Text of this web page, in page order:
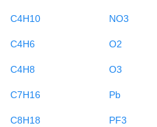
C4H10
C4H6
C4H8
C7H16
C8H18
NO3
O2
O3
Pb
PF3